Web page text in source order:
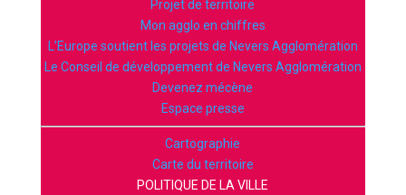
Projet de territoire
Mon agglo en chiffres
L’Europe soutient les projets de Nevers Agglomération
Le Conseil de développement de Nevers Agglomération
Devenez mécène
Espace presse
Cartographie
Carte du territoire
POLITIQUE DE LA VILLE